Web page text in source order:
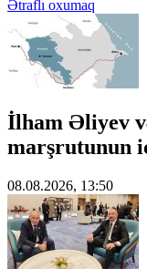
Ətraflı oxumaq
İlham Əliyev
marşrutunun
08.08.2026, 13:50